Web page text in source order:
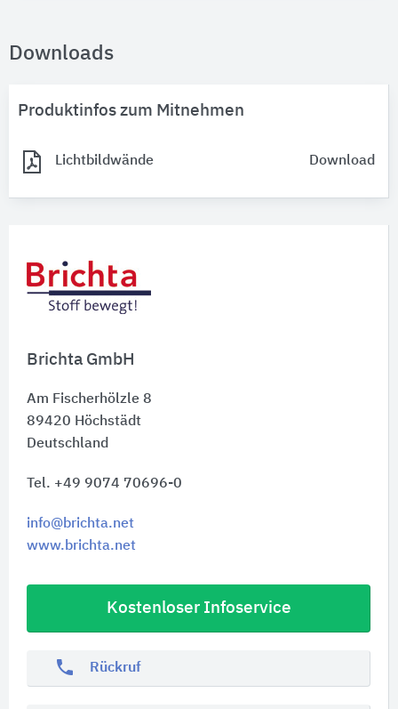
Brichta GmbH
Am Fischerhölzle 8
89420 Höchstädt
Deutschland
Tel. +49 9074 70696-0
info@brichta.net
www.brichta.net
Kostenloser Infoservice
phone Rückruf
Downloads
Produktinfos zum Mitnehmen
Lichtbildwände Download